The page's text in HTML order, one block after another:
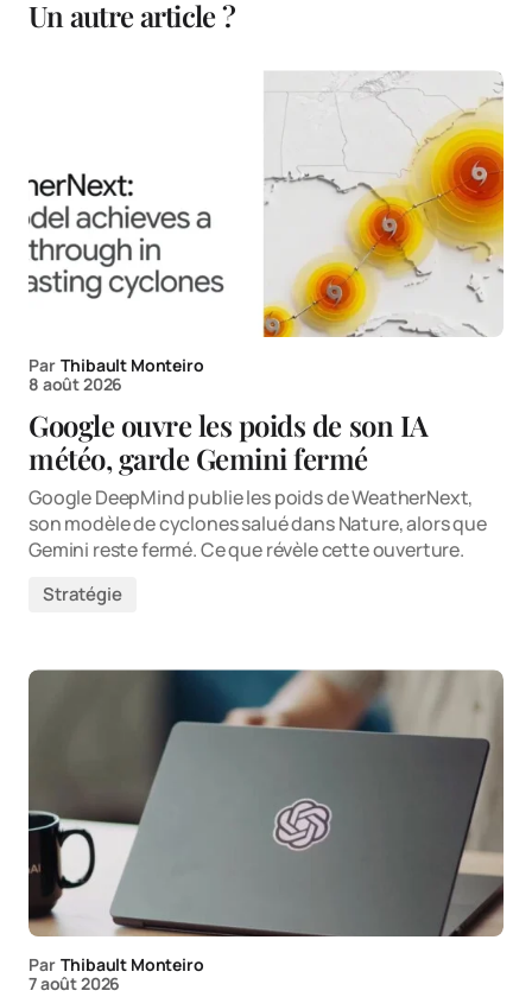
Un autre article ?
Par Thibault Monteiro
8 août 2026
Google ouvre les poids de son IA
météo, garde Gemini fermé
Google DeepMind publie les poids de WeatherNext,
son modèle de cyclones salué dans Nature, alors que
Gemini reste fermé. Ce que révèle cette ouverture.
Stratégie
Par Thibault Monteiro
7 août 2026